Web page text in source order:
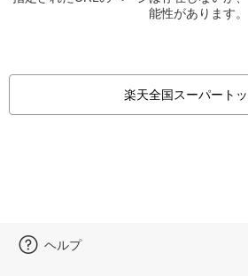
能性があります。
楽天全国スーパート
ヘルプ